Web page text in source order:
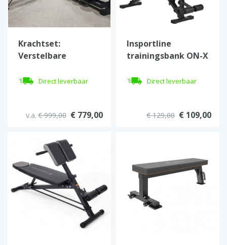
Krachtset:
Verstelbare
385kg Hex
Direct leverbaar
v.a. € 999,00 € 779,00
Insportline
trainingsbank ON-X
Direct leverbaar
€ 129,00 € 109,00